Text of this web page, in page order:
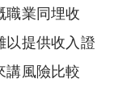
職業同埋收
以提供收入證
講風險比較